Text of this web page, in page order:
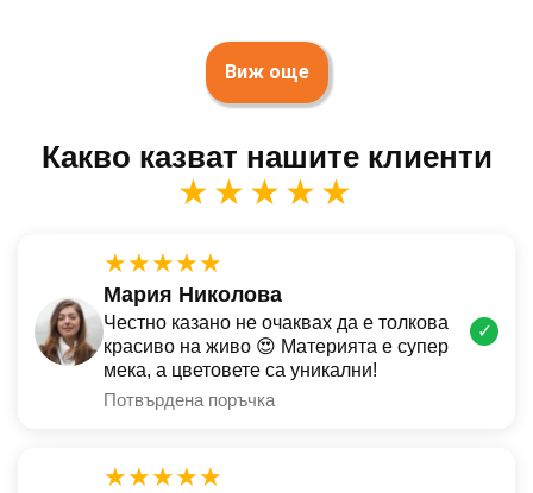
Виж още
Какво казват нашите клиенти
★★★★★
★★★★★
Мария Николова
Честно казано не очаквах да е толкова
красиво на живо 😍 Материята е супер
мека, а цветовете са уникални!
Потвърдена поръчка
✓
★★★★★